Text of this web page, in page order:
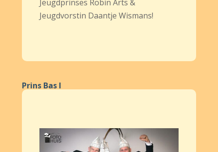
Jeugdprinses Robin Arts &
Jeugdvorstin Daantje Wismans!
Prins Bas I